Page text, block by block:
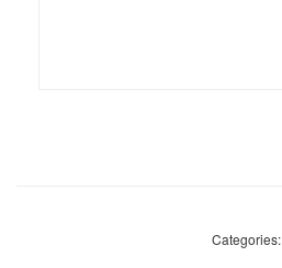
Categories: